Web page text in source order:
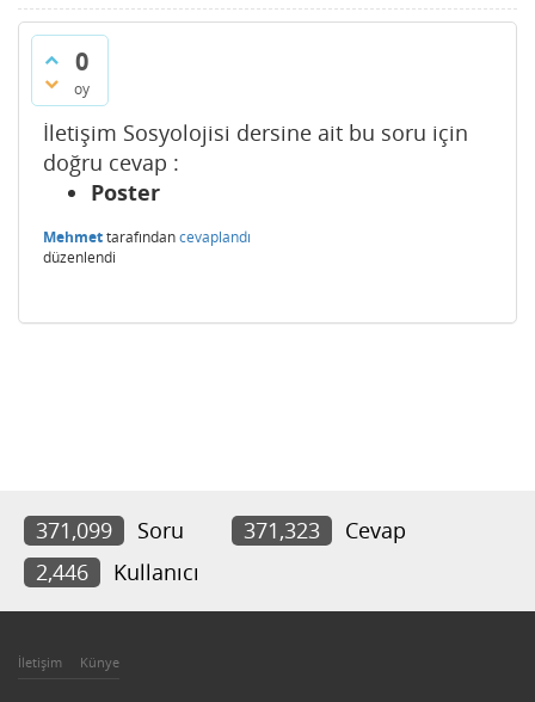
0
oy
İletişim Sosyolojisi dersine ait bu soru için
doğru cevap :
Poster
Mehmettarafındancevaplandı
düzenlendi
371,099 Soru 371,323
Cevap
2,446
Kullanıcı
İletişim Künye